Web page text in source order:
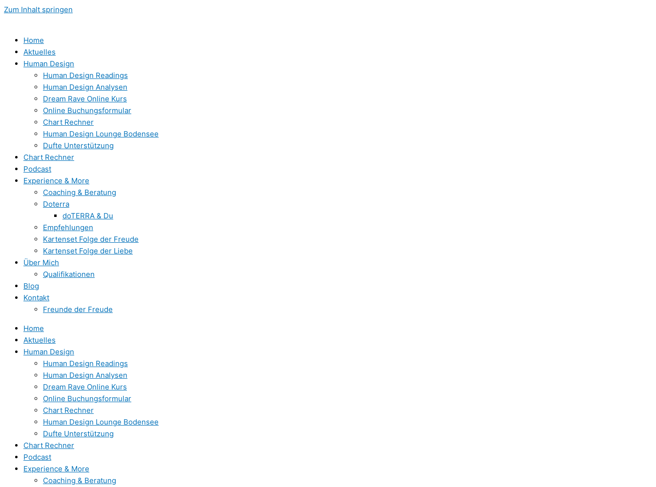
Zum Inhalt springen
Home
Aktuelles
Human Design
Human Design Readings
Human Design Analysen
Dream Rave Online Kurs
Online Buchungsformular
Chart Rechner
Human Design Lounge Bodensee
Dufte Unterstützung
Chart Rechner
Podcast
Experience & More
Coaching & Beratung
Doterra
doTERRA & Du
Empfehlungen
Kartenset Folge der Freude
Kartenset Folge der Liebe
Über Mich
Qualifikationen
Blog
Kontakt
Freunde der Freude
Home
Aktuelles
Human Design
Human Design Readings
Human Design Analysen
Dream Rave Online Kurs
Online Buchungsformular
Chart Rechner
Human Design Lounge Bodensee
Dufte Unterstützung
Chart Rechner
Podcast
Experience & More
Coaching & Beratung